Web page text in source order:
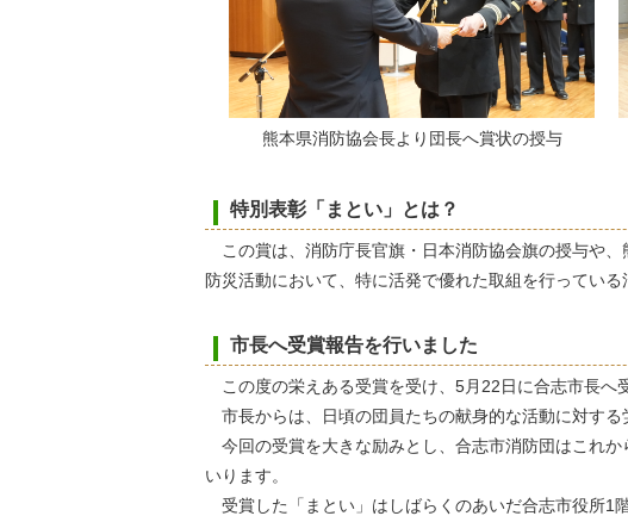
熊本県消防協会長より団長へ賞状の授与
特別表彰「まとい」とは？
この賞は、消防庁長官旗・日本消防協会旗の授与や
防災活動において、特に活発で優れた取組を行ってい
市長へ受賞報告を行いました
この度の栄えある受賞を受け、5月22日に合志市長へ
市長からは、日頃の団員たちの献身的な活動に対する
今回の受賞を大きな励みとし、合志市消防団はこれ
いります。
受賞した「まとい」はしばらくのあいだ合志市役所1